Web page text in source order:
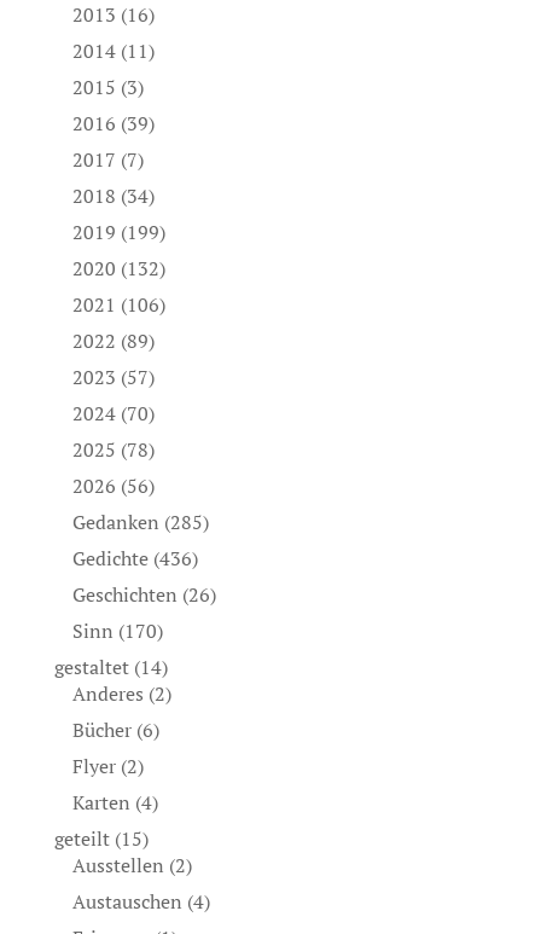
2013 (16)
2014(11)
2015 (3)
2016 (39)
2017 (7)
2018 (34)
2019 (199)
2020 (132)
2021 (106)
2022 (89)
2023 (57)
2024(70)
2025 (78)
2026 (56)
Gedanken (285)
Gedichte(436)
Geschichten (26)
Sinn (170)
gestaltet(14)
Anderes (2)
Bücher(6)
Flyer(2)
Karten (4)
geteilt(15)
Ausstellen (2)
Austauschen (4)